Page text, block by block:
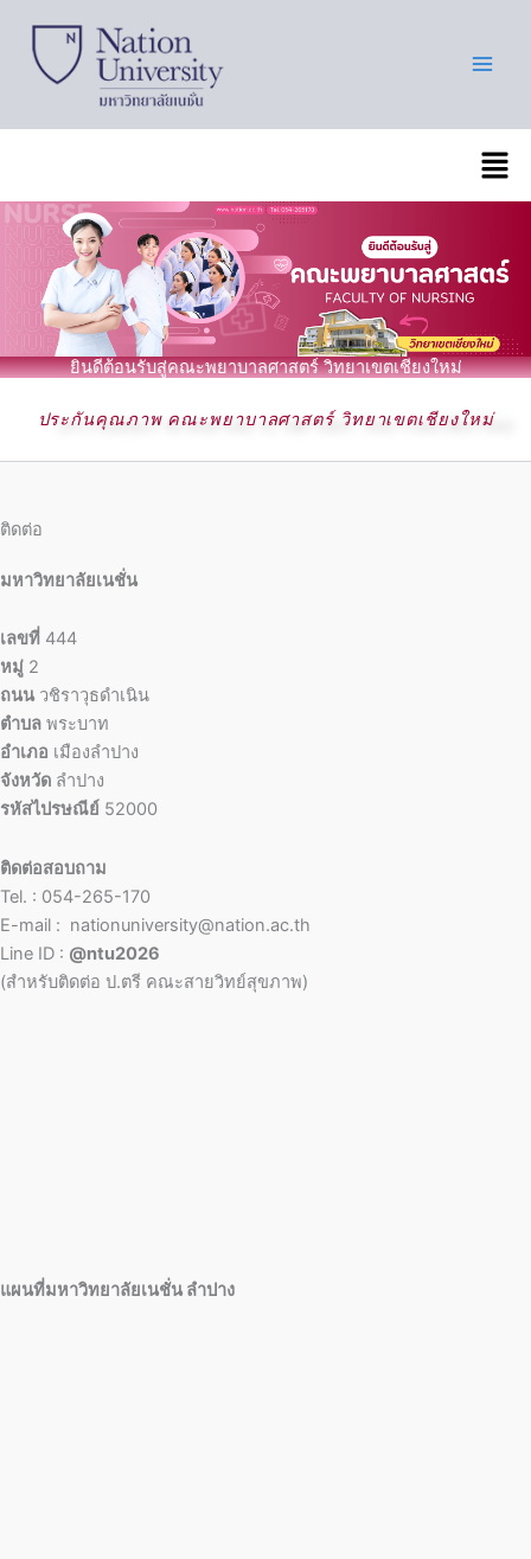
content
เมนู
ยินดีต้อนรับสู่คณะพยาบาลศาสตร์ วิทยาเขตเชียงใหม่
ประกันคุณภาพ คณะพยาบาลศาสตร์ วิทยาเขตเชียงใหม่
ติดต่อ
มหาวิทยาลัยเนชั่น
เลขที่ 444
หมู่ 2
ถนน วชิราวุธดำเนิน
ตำบล พระบาท
อำเภอ เมืองลำปาง
จังหวัด ลำปาง
รหัสไปรษณีย์ 52000
ติดต่อสอบถาม
Tel. : 054-265-170
E-mail : nationuniversity@nation.ac.th
Line ID : @ntu2026
(สำหรับติดต่อ ป.ตรี คณะสายวิทย์สุขภาพ)
แผนที่มหาวิทยาลัยเนชั่น ลำปาง